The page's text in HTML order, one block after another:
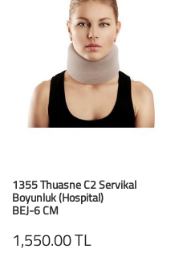
1355 Thuasne C2 Servikal
Boyunluk (Hospital)
BEJ-6 CM
1,550.00 TL